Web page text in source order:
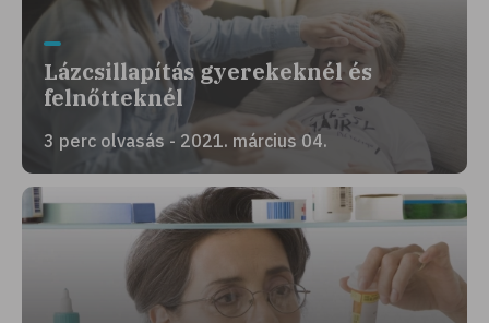
Lázcsillapítás gyerekeknél és
felnőtteknél
3 perc olvasás - 2021. március 04.